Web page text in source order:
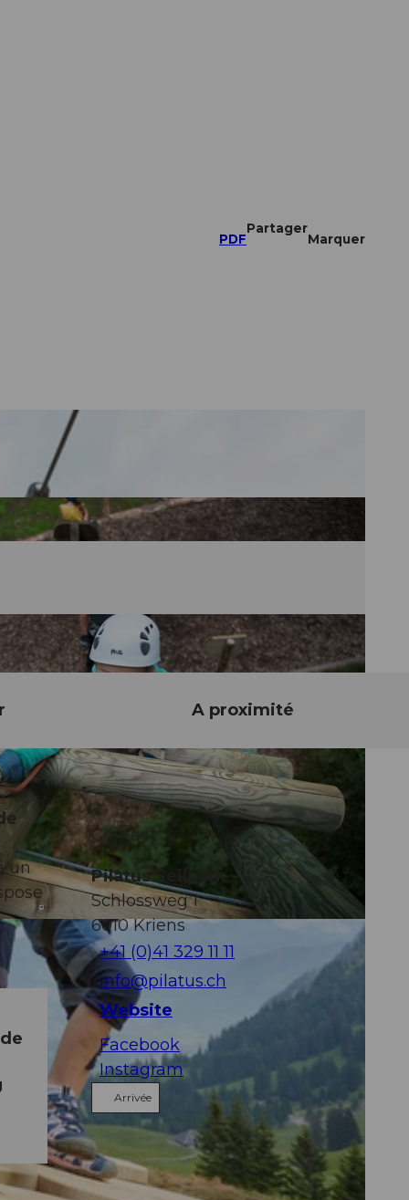
PDF
Partager
Marquer
A proximité
un
Contact
Pilatus Seilpark
Schlossweg 1
6010Kriens
+41 (0)41 329 11 11
info@pilatus.ch
Website
Facebook
Instagram
Arrivée